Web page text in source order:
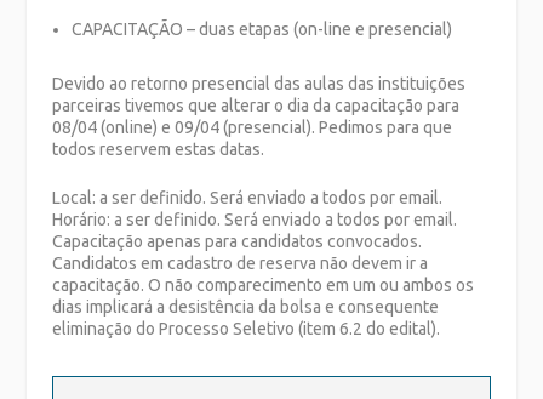
CAPACITAÇÃO – duas etapas (on-line e presencial)
Devido ao retorno presencial das aulas das instituições
parceiras tivemos que alterar o dia da capacitação para
08/04 (online) e 09/04 (presencial). Pedimos para que
todos reservem estas datas.
Local: a ser definido. Será enviado a todos por email.
Horário: a ser definido. Será enviado a todos por email.
Capacitação apenas para candidatos convocados.
Candidatos em cadastro de reserva não devem ir a
capacitação. O não comparecimento em um ou ambos os
dias implicará a desistência da bolsa e consequente
eliminação do Processo Seletivo (item 6.2 do edital).